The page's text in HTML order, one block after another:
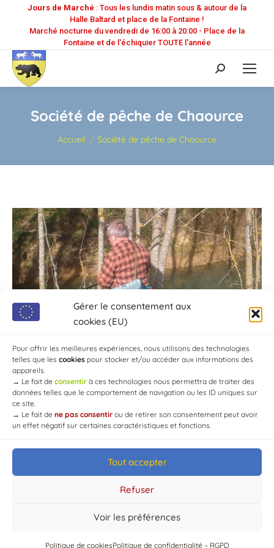
Gérer le consentement aux
cookies (EU)
Pour offrir les meilleures expériences, nous utilisons des technologies
telles que les cookies pour stocker et/ou accéder aux informations des
appareils.
→ Le fait de consentir à ces technologies nous permettra de traiter des
données telles que le comportement de navigation ou les ID uniques sur
ce site.
→ Le fait de ne pas consentir ou de retirer son consentement peut avoir
un effet négatif sur certaines caractéristiques et fonctions.
Tout accepter
Refuser
Voir les préférences
Politique de cookiesPolitique de confidentialité – RGPD
Jours de Marché : Tous les lundis matin sous & autour de la
Halle Baltard et place de la Fontaine !
Marché nocturne du vendredi de 16:00 à 20:00 - Place de la
Fontaine et de l'échiquier TOUTE l'année
Recherche
:
Société de pêche de Chaource
Vous êtes ici :
Accueil Société de pêche de Chaource
Société de pêche de Chaource
© Mairie de Chaource [2004-2024] | Tous droits réservés.
Developed byWEB3-DESIGN